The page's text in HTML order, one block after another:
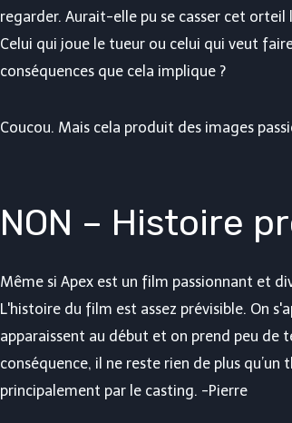
regarder. Aurait-elle pu se casser cet orteil
Celui qui joue le tueur ou celui qui veut
conséquences que cela implique ?
Coucou. Mais cela produit des images
NON – Histoire
Même si Apex est un film passionnant et
L'histoire du film est assez prévisible. On
apparaissent au début et on prend peu de
conséquence, il ne reste rien de plus
principalement par le casting. -Pierre